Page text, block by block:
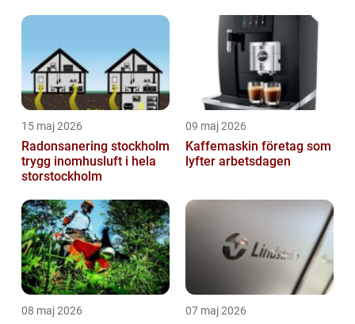
15 maj 2026
Radonsanering stockholm
trygg inomhusluft i hela
storstockholm
09 maj 2026
Kaffemaskin företag som
lyfter arbetsdagen
08 maj 2026 07 maj 2026